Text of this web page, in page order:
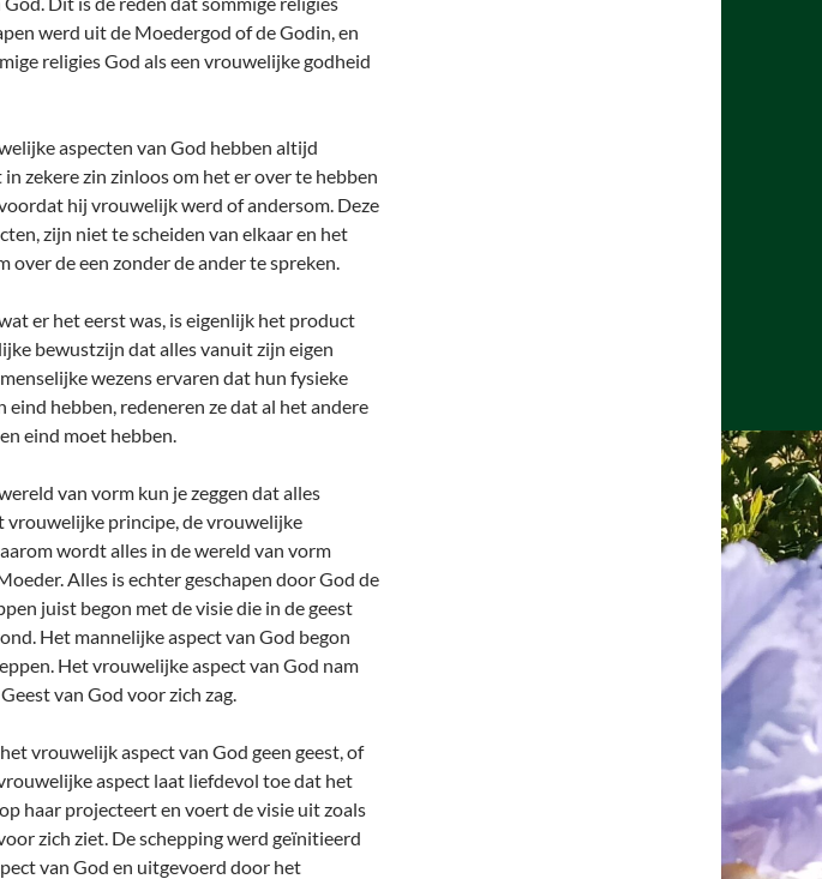
werd uit de Moedergod of de Godin, en
religies God als een vrouwelijke godheid
aspecten van God hebben altijd
zekere zin zinloos om het er over te hebben
hij vrouwelijk werd of andersom. Deze
zijn niet te scheiden van elkaar en het
over de een zonder de ander te spreken.
er het eerst was, is eigenlijk het product
bewustzijn dat alles vanuit zijn eigen
wezens ervaren dat hun fysieke
eind hebben, redeneren ze dat al het andere
eind moet hebben.
van vorm kun je zeggen dat alles
vrouwelijke principe, de vrouwelijke
wordt alles in de wereld van vorm
Alles is echter geschapen door God de
juist begon met de visie die in de geest
Het mannelijke aspect van God begon
Het vrouwelijke aspect van God nam
van God voor zich zag.
vrouwelijk aspect van God geen geest, of
aspect laat liefdevol toe dat het
haar projecteert en voert de visie uit zoals
zich ziet. De schepping werd geïnitieerd
van God en uitgevoerd door het